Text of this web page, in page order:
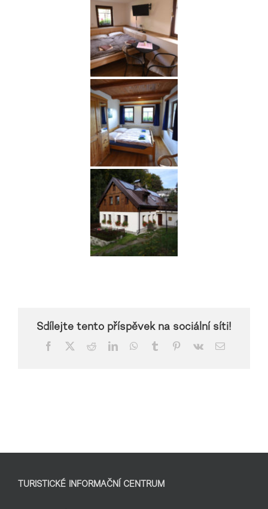
Sdílejte tento příspěvek na sociální síti!
Facebook RedditLinkedInWhatsApp
Tumblr Pinterest
Vk
E-
TURISTICKÉ INFORMAČNÍ CENTRUM